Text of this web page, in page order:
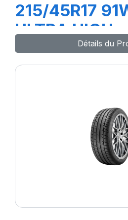
215/45R17
ULTRA HIGH
Détails du